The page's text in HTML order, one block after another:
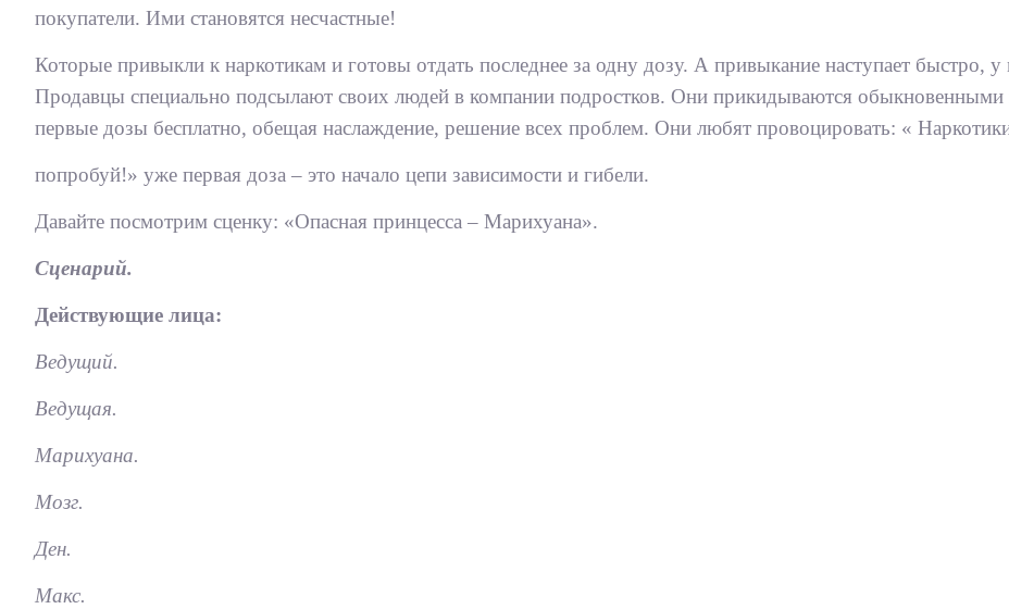
покупатели. Ими становятся несчастные!
Которые привыкли к наркотикам и готовы отдать последнее за одну дозу. А привыкание наступает быстро,
Продавцы специально подсылают своих людей в компании подростков. Они прикидываются обыкновенными
первые дозы бесплатно, обещая наслаждение, решение всех проблем. Они любят провоцировать: «
попробуй!» уже первая доза – это начало цепи зависимости и гибели.
Давайте посмотрим сценку: «Опасная принцесса – Марихуана».
Сценарий.
Действующие лица:
Ведущий.
Ведущая.
Марихуана.
Мозг.
Ден.
Макс.